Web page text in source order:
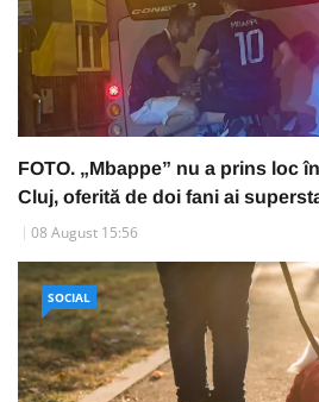
FOTO. „Mbappe” nu a prins loc
Cluj, oferită de doi fani ai
08 August 15:56
SOCIAL